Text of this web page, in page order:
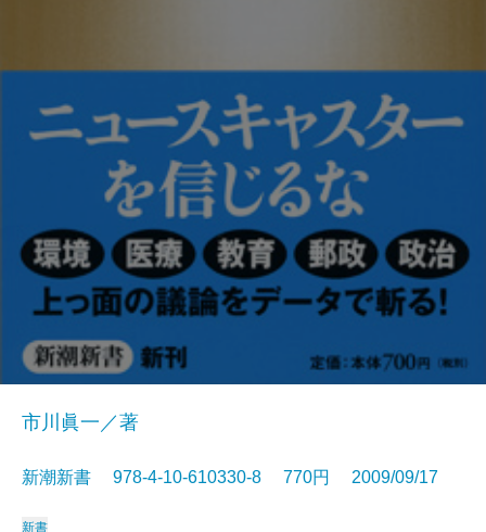
市川眞一／著
新潮新書 978-4-10-610330-8 770円 2009/09/17
新書